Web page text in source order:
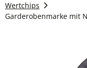
Wertchips
Garderobenmarke mit